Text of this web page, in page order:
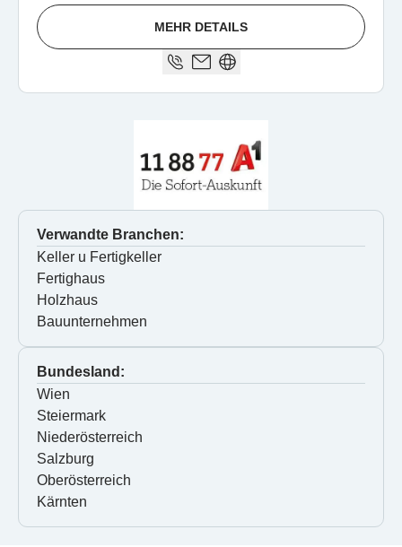
MEHR DETAILS
Verwandte Branchen:
Keller u Fertigkeller
Fertighaus
Holzhaus
Bauunternehmen
Bundesland:
Wien
Steiermark
Niederösterreich
Salzburg
Oberösterreich
Kärnten